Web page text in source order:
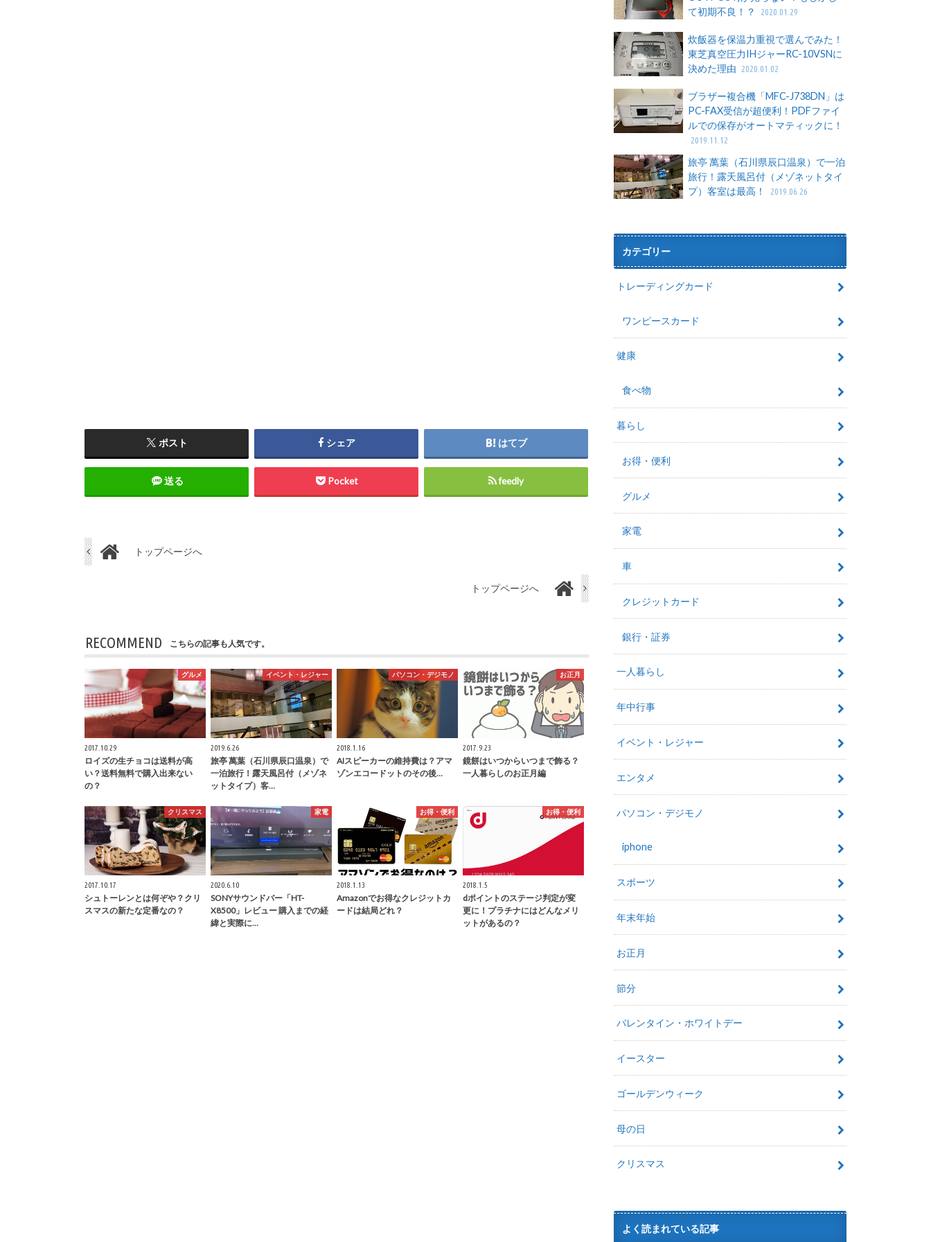
ポスト シェア はてブ
送る Pocket feedly
トップページへ
トップページへ
RECOMMEND こちらの記事も人気です。
グルメ
2017.10.29
ロイズの生チョコは送料が高
い？送料無料で購入出来ない
の？
イベント・レジャー
2019.6.26
旅亭 萬葉（石川県辰口温泉）で
一泊旅行！露天風呂付（メゾネ
ットタイプ）客…
パソコン・デジモノ
2018.1.16
AIスピーカーの維持費は？アマ
ゾンエコードットのその後…
お正月
2017.9.23
鏡餅はいつからいつまで飾る？
一人暮らしのお正月編
クリスマス
2017.10.17
シュトーレンとは何ぞや？クリ
スマスの新たな定番なの？
家電
2020.6.10
SONYサウンドバー「HT-
X8500」レビュー 購入までの経
緯と実際に…
お得・便利
2018.1.13
Amazonでお得なクレジットカ
ードは結局どれ？
お得・便利
2018.1.5
dポイントのステージ判定が変
更に！プラチナにはどんなメリ
ットがあるの？
て初期不良！？
2020.01.29
炊飯器を保温力重視で選んでみた！
東芝真空圧力IHジャーRC-10VSNに
決めた理由
2020.01.02
ブラザー複合機「MFC-J738DN」は
PC-FAX受信が超便利！PDFファイ
ルでの保存がオートマティックに！
2019.11.12
旅亭 萬葉（石川県辰口温泉）で一泊
旅行！露天風呂付（メゾネットタイ
プ）客室は最高！
2019.06.26
カテゴリー
トレーディングカード
ワンピースカード
健康
食べ物
暮らし
お得・便利
グルメ
家電
車
クレジットカード
銀行・証券
一人暮らし
年中行事
イベント・レジャー
エンタメ
パソコン・デジモノ
iphone
スポーツ
年末年始
お正月
節分
バレンタイン・ホワイトデー
イースター
ゴールデンウィーク
母の日
クリスマス
よく読まれている記事